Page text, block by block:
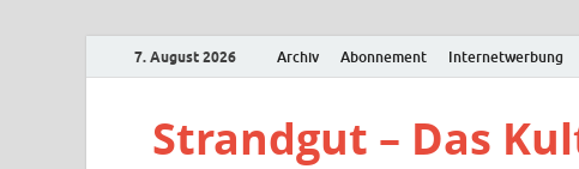
7. August 2026 Archiv Abonnement Internetwerbung
Strandgut – Das